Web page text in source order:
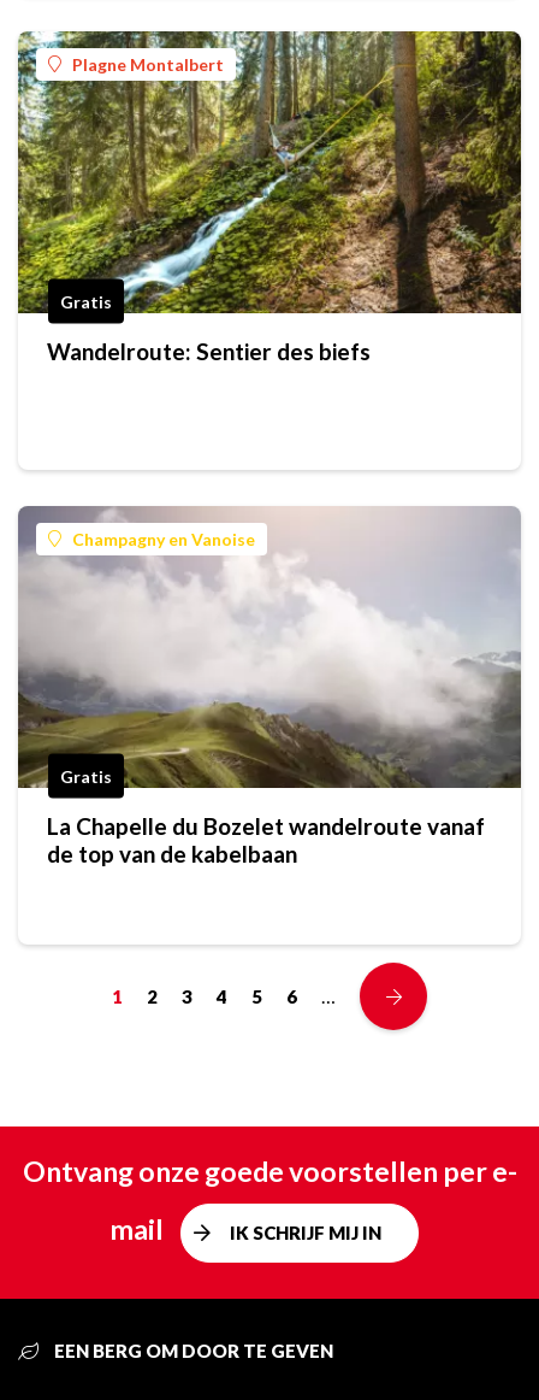
Plagne Montalbert
Gratis
Wandelroute: Sentier des biefs
Champagny en Vanoise
Gratis
La Chapelle du Bozelet wandelroute vanaf
de top van de kabelbaan
1 2 3 4 5 6 …
Ontvang onze goede voorstellen per e-
mail
IK SCHRIJF MIJ IN
EEN BERG OM DOOR TE GEVEN